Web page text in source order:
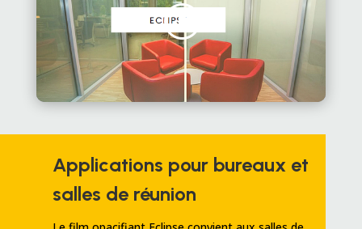
Applications pour bureaux et
salles de réunion